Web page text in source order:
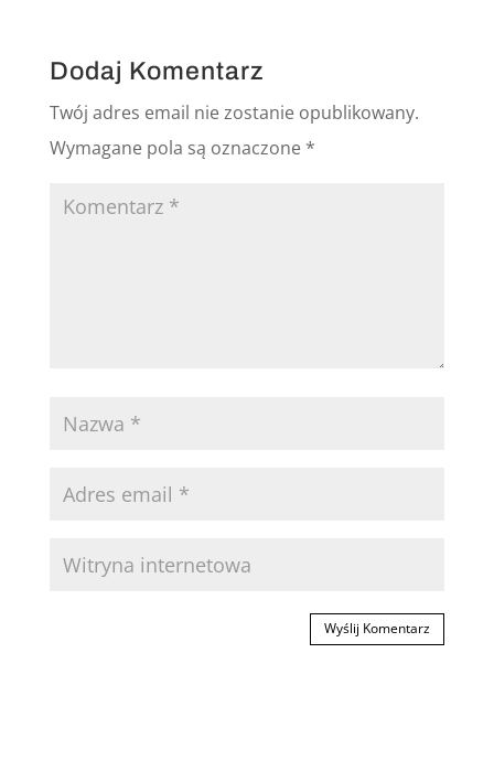
Dodaj Komentarz
Twój adres email nie zostanie opublikowany.
Wymagane pola są oznaczone *